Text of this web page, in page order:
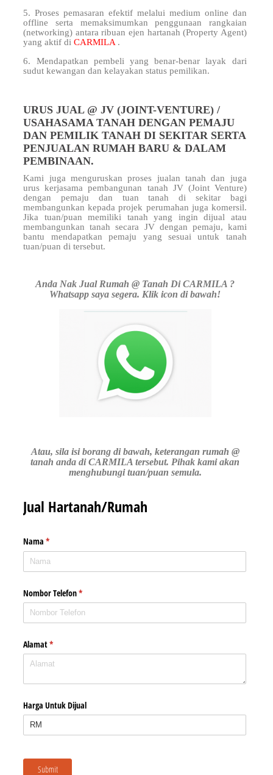
5. Proses pemasaran efektif melalui medium online dan
offline serta memaksimumkan penggunaan rangkaian
(networking) antara ribuan ejen hartanah (Property Agent)
yang aktif diCARMILA .
6. Mendapatkan pembeli yang benar-benar layak dari
sudut kewangan dan kelayakan status pemilikan.
URUS JUAL @ JV (JOINT-VENTURE) /
USAHASAMA TANAH DENGAN PEMAJU
DAN PEMILIK TANAH DI SEKITAR SERTA
PENJUALAN RUMAH BARU & DALAM
PEMBINAAN.
Kami juga menguruskan proses jualan tanah dan juga
urus kerjasama pembangunan tanah JV (Joint Venture)
dengan pemaju dan tuan tanah di sekitar bagi
membangunkan kepada projek perumahan juga komersil.
Jika tuan/puan memiliki tanah yang ingin dijual atau
membangunkan tanah secara JV dengan pemaju, kami
bantu mendapatkan pemaju yang sesuai untuk tanah
tuan/puan ditersebut.
Anda Nak Jual Rumah @ Tanah Di CARMILA ?
Whatsapp saya segera. Klik icon di bawah!
Atau, sila isi borang di bawah, keterangan rumah @
tanah anda di CARMILA tersebut. Pihak kami akan
menghubungi tuan/puan semula.